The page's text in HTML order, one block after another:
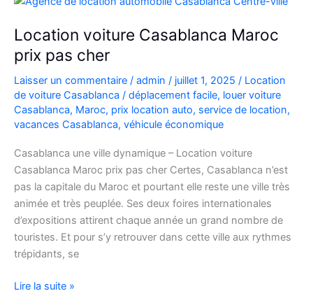
Diesel
Location voiture Casablanca Maroc
prix pas cher
Laisser un commentaire / admin / juillet 1, 2025 / Location
de voiture Casablanca / déplacement facile, louer voiture
Casablanca, Maroc, prix location auto, service de location,
vacances Casablanca, véhicule économique
Casablanca une ville dynamique – Location voiture
Casablanca Maroc prix pas cher Certes, Casablanca n’est
pas la capitale du Maroc et pourtant elle reste une ville très
animée et très peuplée. Ses deux foires internationales
d’expositions attirent chaque année un grand nombre de
touristes. Et pour s’y retrouver dans cette ville aux rythmes
trépidants, se
Location
Lire la suite »